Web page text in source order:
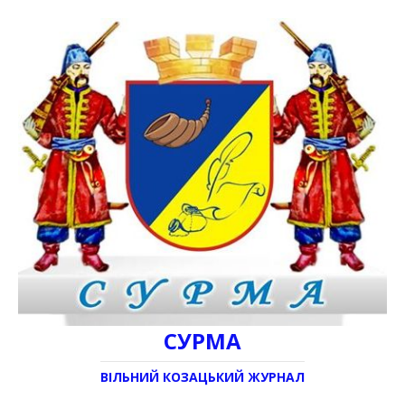
СУРМА
ВІЛЬНИЙ КОЗАЦЬКИЙ ЖУРНАЛ